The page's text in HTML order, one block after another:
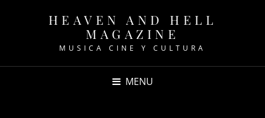
HEAVEN AND HELL
MAGAZINE
MUSICA CINE Y CULTURA
MENU